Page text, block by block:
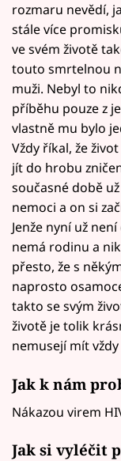
rozmaru nevědí,
stále více
ve svém životě
touto smrtelnou
muži. Nebyl to
příběhu pouze z
vlastně mu bylo
Vždy říkal, že
jít do hrobu
současné době
nemoci a on si
Jenže nyní už
nemá rodinu a
přesto, že s
naprosto
takto se svým
životě je tolik
nemusejí mít
Jak k nám
Nákazou virem
Jak si vyléčit